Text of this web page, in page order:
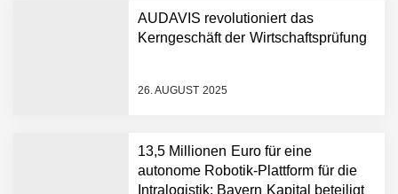
AUDAVIS revolutioniert das
Kerngeschäft der Wirtschaftsprüfung
26. AUGUST 2025
13,5 Millionen Euro für eine
autonome Robotik-Plattform für die
Intralogistik: Bayern Kapital beteiligt
Portrait